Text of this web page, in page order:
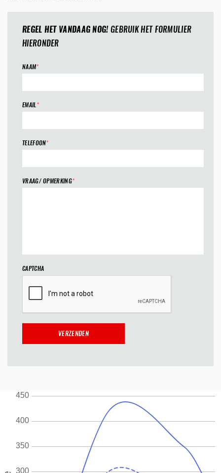
REGEL HET VANDAAG NOG!GEBRUIK HET FORMULIER
HIERONDER
NAAM*
EMAIL*
TELEFOON*
VRAAG/ OPMERKING*
CAPTCHA